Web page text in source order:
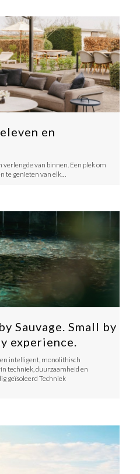
en
van binnen. Een plek om
te genieten van elk…
Sauvage. Small by
experience.
intelligent, monolithisch
techniek, duurzaamheid en
geïsoleerd Techniek